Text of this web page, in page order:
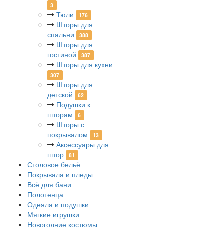
3
Тюли 176
Шторы для
спальни
388
Шторы для
гостиной
387
Шторы для кухни
307
Шторы для
детской
62
Подушки к
шторам
6
Шторы с
покрывалом
13
Аксессуары для
штор
81
Столовое бельё
Покрывала и пледы
Всё для бани
Полотенца
Одеяла и подушки
Мягкие игрушки
Новогодние костюмы